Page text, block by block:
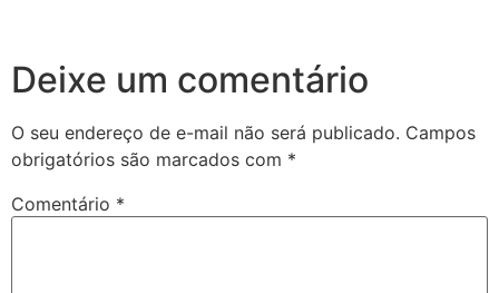
Deixe um comentário
O seu endereço de e-mail não será publicado. Campos
obrigatórios são marcados com *
Comentário *